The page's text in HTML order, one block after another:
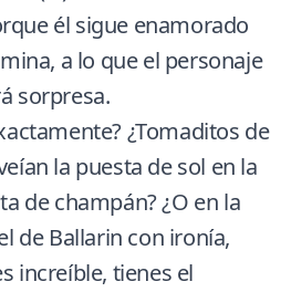
él sigue enamorado
a lo que el personaje
sorpresa.
¿Tomaditos de
la puesta de sol en la
de champán? ¿O en la
de Ballarin con ironía,
increíble, tienes el